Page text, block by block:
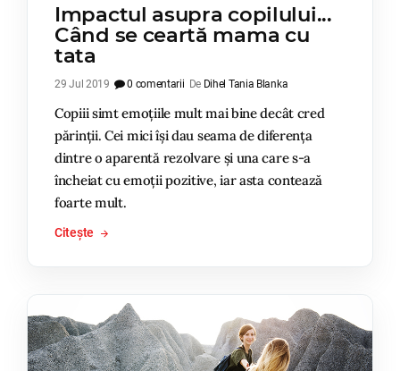
Impactul asupra copilului...
Când se ceartă mama cu
tata
29 Jul 2019 0 comentarii De Dihel Tania Blanka
Copiii simt emoțiile mult mai bine decât cred
părinții. Cei mici își dau seama de diferența
dintre o aparentă rezolvare și una care s-a
încheiat cu emoții pozitive, iar asta contează
foarte mult.
Citește